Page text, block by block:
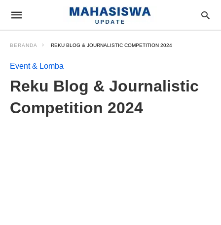
BERANDA REKU BLOG & JOURNALISTIC COMPETITION 2024
Event & Lomba
Reku Blog & Journalistic
Competition 2024